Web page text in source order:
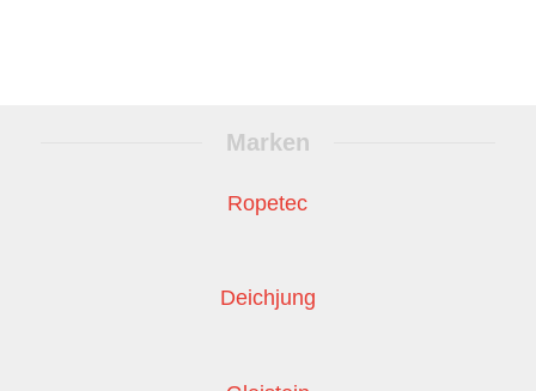
Marken
Ropetec
Deichjung